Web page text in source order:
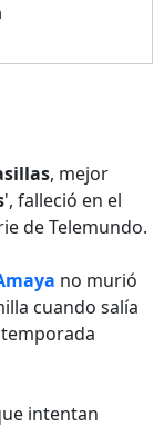
, mejor
', falleció en el
de Telemundo.
no murió
cuando salía
intentan